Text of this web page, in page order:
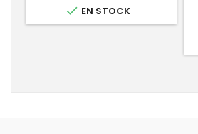
 EN STOCK